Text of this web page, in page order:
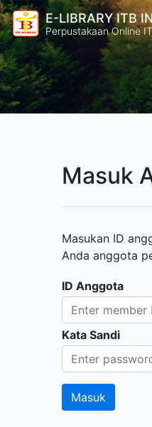
E-LIBRARY ITB
Perpustakaan Online
Masuk
Masukan ID
Anda anggota
ID Anggota
Kata Sandi